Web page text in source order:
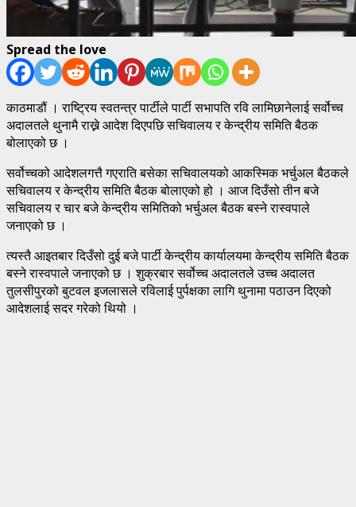
Spread the love
काठमाडौं । राष्ट्रिय स्वतन्त्र पार्टीले पार्टी सभापति रवि लामिछानेलाई सर्वोच्च
अदालतले थुनामै राख्ने आदेश दिएपछि सचिवालय र केन्द्रीय समिति बैठक
बोलाएको छ ।
सर्वोच्चको आदेशलगत्तै गएराति बसेका सचिवालयको आकस्मिक भर्चुअल बैठकले
सचिवालय र केन्द्रीय समिति बैठक बोलाएको हो । आज दिउँसो तीन बजे
सचिवालय र चार बजे केन्द्रीय समितिको भर्चुअल बैठक बस्ने रास्वपाले
जनाएको छ ।
त्यस्तै आइतबार दिउँसो दुई बजे पार्टी केन्द्रीय कार्यालयमा केन्द्रीय समिति बैठक
बस्ने रास्वपाले जनाएको छ । शुक्रबार सर्वोच्च अदालतले उच्च अदालत
तुलसीपुरको बुटवल इजलासले रविलाई पुर्पक्षका लागि थुनामा पठाउन दिएको
आदेशलाई सदर गरेको थियो ।